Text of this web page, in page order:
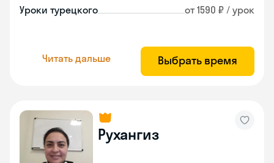
Уроки турецкого от 1590 ₽ / урок
Читать дальше Выбрать время
Рухангиз